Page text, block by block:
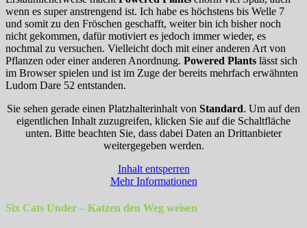
wenn es super anstrengend ist. Ich habe es höchstens bis Welle 7
und somit zu den Fröschen geschafft, weiter bin ich bisher noch
nicht gekommen, dafür motiviert es jedoch immer wieder, es
nochmal zu versuchen. Vielleicht doch mit einer anderen Art von
Pflanzen oder einer anderen Anordnung. Powered Plants lässt sich
im Browser spielen und ist im Zuge der bereits mehrfach erwähnten
Ludom Dare 52 entstanden.
Sie sehen gerade einen Platzhalterinhalt von Standard. Um auf den
eigentlichen Inhalt zuzugreifen, klicken Sie auf die Schaltfläche
unten. Bitte beachten Sie, dass dabei Daten an Drittanbieter
weitergegeben werden.
Inhalt entsperren
Mehr Informationen
Six Cats Under – Katzen den Weg weisen